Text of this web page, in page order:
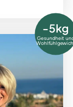
-5kg
Gesundheit